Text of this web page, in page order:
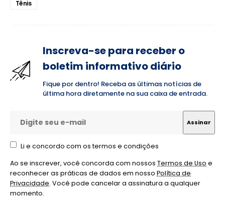
Tênis
Inscreva-se para receber o
boletim informativo diário
Fique por dentro! Receba as últimas notícias de
última hora diretamente na sua caixa de entrada.
Li e concordo com os termos e condições
Ao se inscrever, você concorda com nossos Termos de Usoe
reconhecer as práticas de dados em nosso Política de
Privacidade. Você pode cancelar a assinatura a qualquer
momento.